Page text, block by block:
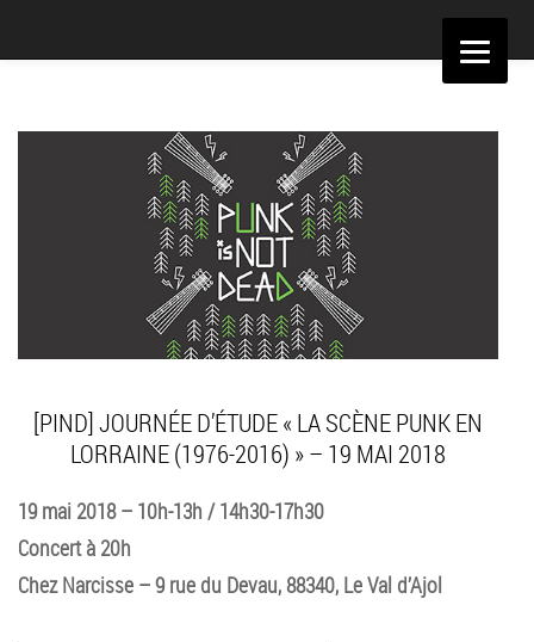
Aller
[PIND] JOURNÉE D’ÉTUDE « LA SCÈNE PUNK EN
LORRAINE (1976-2016) » – 19 MAI 2018
19 mai 2018 – 10h-13h / 14h30-17h30
Concert à 20h
Chez Narcisse – 9 rue du Devau, 88340, Le Val d’Ajol